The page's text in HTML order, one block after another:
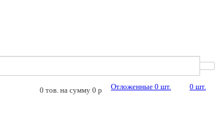
Отложенные 0 шт. 0 шт.
0 тов. на сумму 0 p